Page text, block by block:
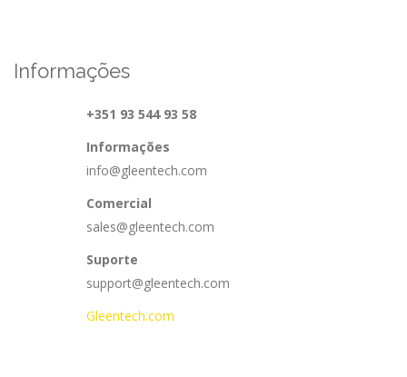
Informações
+351 93 544 93 58
Informações
info@gleentech.com
Comercial
sales@gleentech.com
Suporte
support@gleentech.com
Gleentech.com